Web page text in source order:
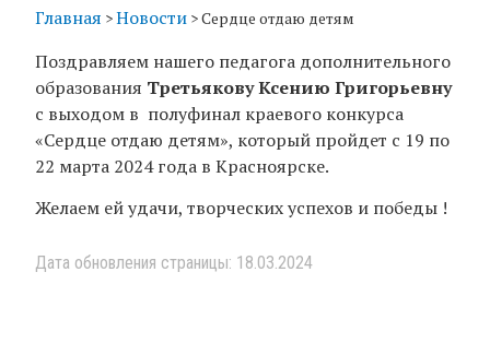
Главная >Новости >Сердце отдаю детям
Поздравляем нашего педагога дополнительного
образования Третьякову Ксению Григорьевну
с выходом в полуфинал краевого конкурса
«Сердце отдаю детям», который пройдет с 19 по
22 марта 2024 года в Красноярске.
Желаем ей удачи, творческих успехов и победы !
Дата обновления страницы: 18.03.2024